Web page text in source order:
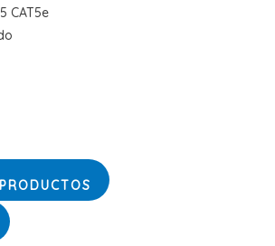
CAT5e